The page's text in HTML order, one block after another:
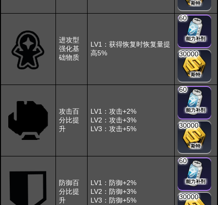
斯特
进攻型
强化基
础物质
LV1：获得恢复时恢复量提
高5%
60
能力补剂
30000
斯特
攻击百
分比提
升
LV1：攻击+2%
LV2：攻击+3%
LV3：攻击+5%
60
能力补剂
30000
斯特
防御百
分比提
升
LV1：防御+2%
LV2：防御+3%
LV3：防御+5%
60
能力补剂
30000